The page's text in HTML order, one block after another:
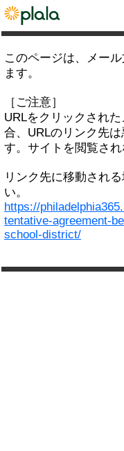
このページは、メー
ます。
［ご注意］
URLをクリックされ
合、URLのリンク先
す。サイトを閲覧され
リンク先に移動され
い。
https://
tentative-agreement-
school-district/